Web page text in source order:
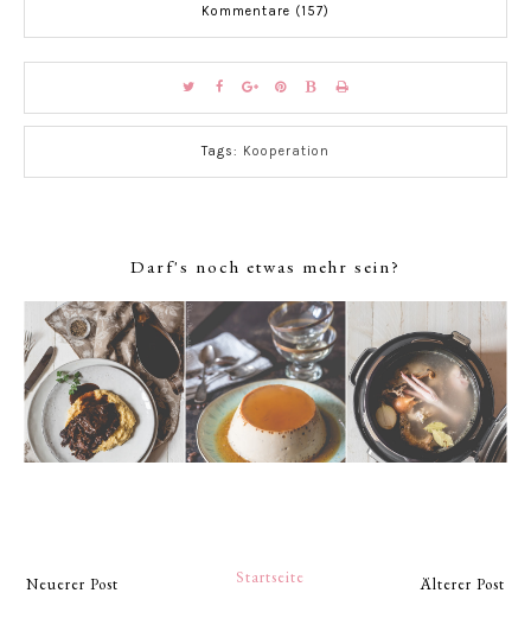
Kommentare (157)
Tags: Kooperation
Darf's noch etwas mehr sein?
Neuerer Post Älterer Post
Startseite